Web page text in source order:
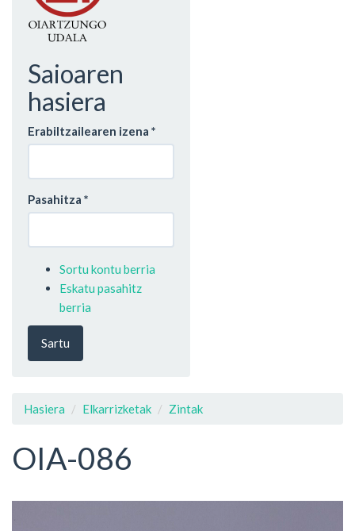
Saioaren
hasiera
Erabiltzailearen izena *
Pasahitza *
Sortu kontu berria
Eskatu pasahitz
berria
Sartu
Hasiera Elkarrizketak Zintak
OIA-086